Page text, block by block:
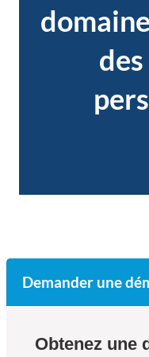
Demander une
Obtenez une